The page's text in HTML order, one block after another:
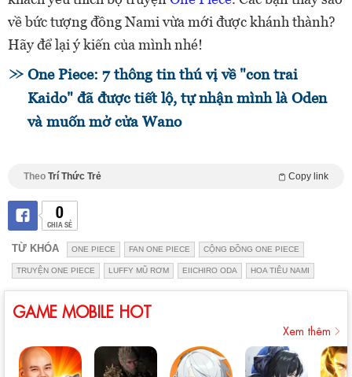
về bức tượng đồng Nami vừa mới được khánh thành?
Hãy để lại ý kiến của mình nhé!
One Piece: 7 thông tin thú vị về "con trai
Kaido" đã được tiết lộ, tự nhận mình là Oden
và muốn mở cửa Wano
Theo Trí Thức Trẻ Copy link
0
CHIA SẺ
TỪ KHÓA ONE PIECE FAN ONE PIECE CỘNG ĐỒNG ONE PIECE
TRUYỆN ONE PIECE LUFFY MŨ RƠM EIICHIRO ODA HOA TIÊU NAMI
GAME MOBILE HOT
Xem thêm